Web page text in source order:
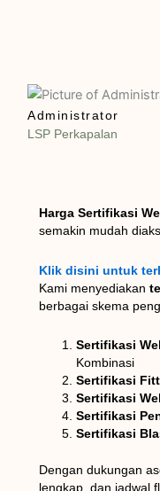
Administrator
LSP Perkapalan
Harga Sertifikasi
semakin mudah
Klik disini untuk
Kami menyediakan
berbagai skema
Sertifikasi
Kombinasi
Sertifikasi
Sertifikasi
Sertifikasi
Sertifikasi
Dengan dukungan
lengkap, dan jadwal